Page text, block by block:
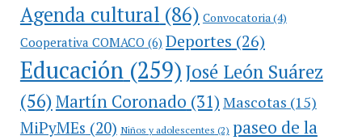
Agenda cultural (86) Convocatoria (4)
Cooperativa COMACO(6) Deportes (26)
Educación(259)José León Suárez
(56)Martín Coronado (31) Mascotas (15)
MiPyMEs (20) Niños y adolescentes (2) paseo de la